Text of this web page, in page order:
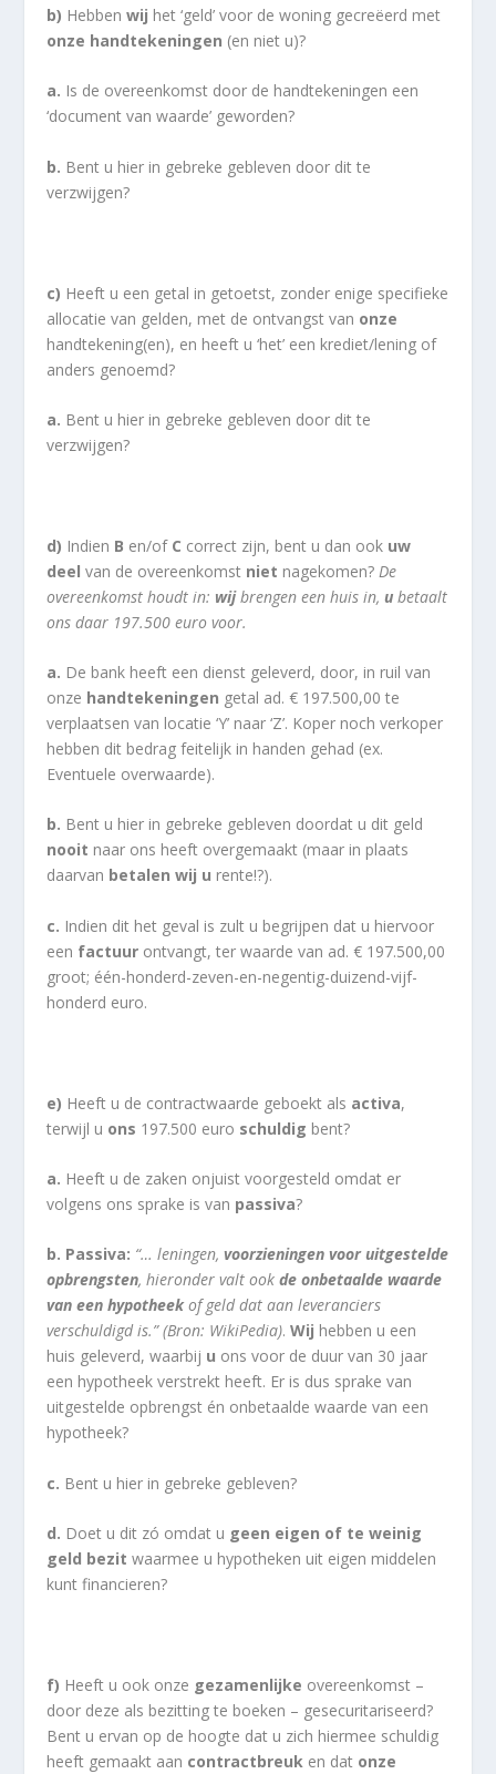
b) Hebbenwij het ‘geld’ voor de woning gecreëerd met
onze handtekeningen (en niet u)?
a. Is de overeenkomst door de handtekeningen een
‘document van waarde’ geworden?
b. Bent u hier in gebreke gebleven door dit te
verzwijgen?
c) Heeft u een getal in getoetst, zonder enige specifieke
allocatie van gelden, met de ontvangst van onze
handtekening(en), en heeft u ‘het’ een krediet/lening of
anders genoemd?
a. Bent u hier in gebreke gebleven door dit te
verzwijgen?
d) Indien B en/of C correct zijn, bent u dan ook uw
deelvan de overeenkomst niet nagekomen? De
overeenkomst houdt in: wijbrengen een huis in,ubetaalt
ons daar 197.500 euro voor.
a. De bank heeft een dienst geleverd, door, in ruil van
onze handtekeningen getal ad. € 197.500,00 te
verplaatsen van locatie ‘Y’ naar ‘Z’. Koper noch verkoper
hebben dit bedrag feitelijk in handen gehad (ex.
Eventuele overwaarde).
b. Bent u hier in gebreke gebleven doordat u dit geld
nooit naar ons heeft overgemaakt (maar in plaats
daarvan betalen wij u rente!?).
c. Indien dit het geval is zult u begrijpen dat u hiervoor
een factuur ontvangt, ter waarde van ad. € 197.500,00
groot; één-honderd-zeven-en-negentig-duizend-vijf-
honderd euro.
e) Heeft u de contractwaarde geboekt als activa,
terwijl u ons 197.500 euro schuldig bent?
a. Heeft u de zaken onjuist voorgesteld omdat er
volgens ons sprake is van passiva?
b. Passiva: “… leningen,voorzieningen voor uitgestelde
opbrengsten, hieronder valt ookde onbetaalde waarde
van een hypotheekof geld dat aan leveranciers
verschuldigd is.” (Bron: WikiPedia).Wij hebben u een
huis geleverd, waarbij u ons voor de duur van 30 jaar
een hypotheek verstrekt heeft. Er is dus sprake van
uitgestelde opbrengst én onbetaalde waarde van een
hypotheek?
c. Bent u hier in gebreke gebleven?
d. Doet u dit zó omdat u geen eigen of te weinig
geld bezitwaarmee u hypotheken uit eigen middelen
kunt financieren?
f) Heeft u ook onze gezamenlijke overeenkomst –
door deze als bezitting te boeken – gesecuritariseerd?
Bent u ervan op de hoogte dat u zich hiermee schuldig
heeft gemaakt aan contractbreuk en dat onze